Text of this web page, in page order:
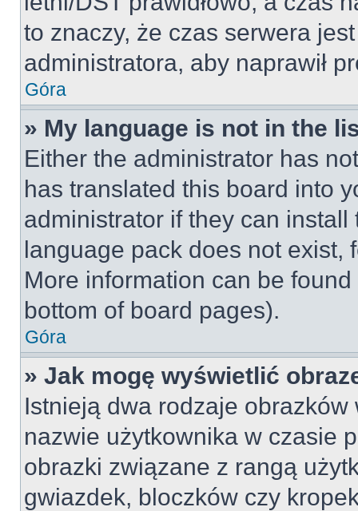
to znaczy, że czas serwera
administratora, aby naprawił
Góra
» My language is not in the
Either the administrator has
has translated this board into
administrator if they can
language pack does not exist,
More information can be
bottom of board pages).
Góra
» Jak mogę wyświetlić
Istnieją dwa rodzaje
nazwie użytkownika w czasie
obrazki związane z rangą
gwiazdek, bloczków czy